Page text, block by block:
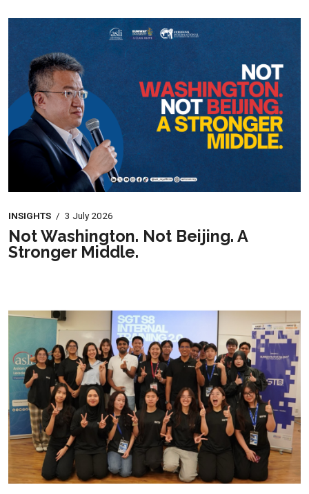
INSIGHTS / 3 July 2026
Not Washington. Not Beijing. A
Stronger Middle.